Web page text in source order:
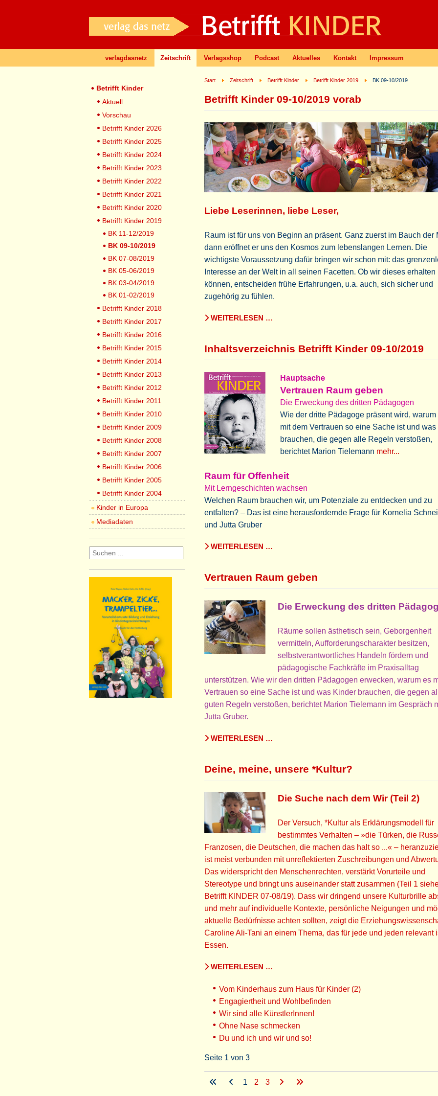
verlagdasnetz Zeitschrift Verlagsshop Podcast Aktuelles Kontakt Impressum
Start Zeitschrift Betrifft Kinder Betrifft Kinder 2019 BK 09-10/2019
Betrifft Kinder 09-10/2019 vorab
Liebe Leserinnen, liebe Leser,
Raum ist für uns von Beginn an präsent. Ganz zuerst im Bauch der
dann eröffnet er uns den Kosmos zum lebenslangen Lernen. Die
wichtigste Voraussetzung dafür bringen wir schon mit: das
Interesse an der Welt in all seinen Facetten. Ob wir dieses erhalten
können, entscheiden frühe Erfahrungen, u.a. auch, sich sicher und
zugehörig zu fühlen.
WEITERLESEN …
Inhaltsverzeichnis Betrifft Kinder 09-10/2019
Hauptsache
Vertrauen Raum geben
Die Erweckung des dritten Pädagogen
Wie der dritte Pädagoge präsent wird, warum
mit dem Vertrauen so eine Sache ist und
brauchen, die gegen alle Regeln verstoßen,
berichtet Marion Tielemann mehr...
Raum für Offenheit
Mit Lerngeschichten wachsen
Welchen Raum brauchen wir, um Potenziale zu entdecken und zu
entfalten? – Das ist eine herausfordernde Frage für Kornelia
und Jutta Gruber
WEITERLESEN …
Vertrauen Raum geben
Die Erweckung des dritten
Räume sollen ästhetisch sein, Geborgenheit
vermitteln, Aufforderungscharakter besitzen,
selbstverantwortliches Handeln fördern und
pädagogische Fachkräfte im Praxisalltag
unterstützen. Wie wir den dritten Pädagogen erwecken, warum es
Vertrauen so eine Sache ist und was Kinder brauchen, die gegen
guten Regeln verstoßen, berichtet Marion Tielemann im Gespräch
Jutta Gruber.
WEITERLESEN …
Deine, meine, unsere *Kultur?
Die Suche nach dem Wir (Teil 2)
Der Versuch, *Kultur als Erklärungsmodell für
bestimmtes Verhalten – »die Türken, die
Franzosen, die Deutschen, die machen das halt so ...« –
ist meist verbunden mit unreflektierten Zuschreibungen und
Das widerspricht den Menschenrechten, verstärkt Vorurteile und
Stereotype und bringt uns auseinander statt zusammen (Teil 1
Betrifft KINDER 07-08/19). Dass wir dringend unsere Kulturbrille
und mehr auf individuelle Kontexte, persönliche Neigungen und
aktuelle Bedürfnisse achten sollten, zeigt die
Caroline Ali-Tani an einem Thema, das für jede und jeden relevant
Essen.
WEITERLESEN …
Vom Kinderhaus zum Haus für Kinder (2)
Engagiertheit und Wohlbefinden
Wir sind alle KünstlerInnen!
Ohne Nase schmecken
Du und ich und wir und so!
Seite 1 von 3
1 2 3
Betrifft Kinder
Aktuell
Vorschau
Betrifft Kinder 2026
Betrifft Kinder 2025
Betrifft Kinder 2024
Betrifft Kinder 2023
Betrifft Kinder 2022
Betrifft Kinder 2021
Betrifft Kinder 2020
Betrifft Kinder 2019
BK 11-12/2019
BK 09-10/2019
BK 07-08/2019
BK 05-06/2019
BK 03-04/2019
BK 01-02/2019
Betrifft Kinder 2018
Betrifft Kinder 2017
Betrifft Kinder 2016
Betrifft Kinder 2015
Betrifft Kinder 2014
Betrifft Kinder 2013
Betrifft Kinder 2012
Betrifft Kinder 2011
Betrifft Kinder 2010
Betrifft Kinder 2009
Betrifft Kinder 2008
Betrifft Kinder 2007
Betrifft Kinder 2006
Betrifft Kinder 2005
Betrifft Kinder 2004
Kinder in Europa
Mediadaten